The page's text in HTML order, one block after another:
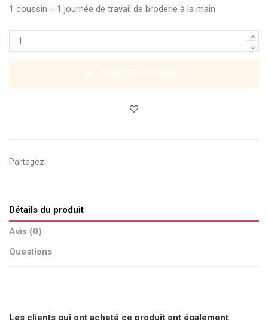
1 coussin = 1 journée de travail de broderie à la main
Partagez :
Détails du produit
Avis (0)
Questions
Les clients qui ont acheté ce produit ont également